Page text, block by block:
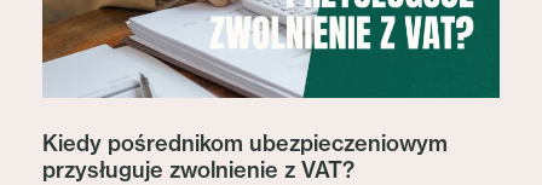
Kiedy pośrednikom ubezpieczeniowym
przysługuje zwolnienie z VAT?